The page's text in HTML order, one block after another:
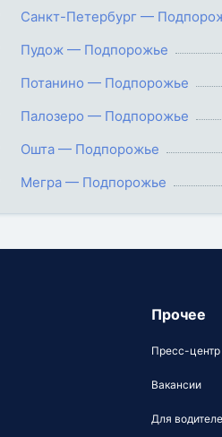
Санкт-Петербург —
Пудож — Подпорожье
Потанино — Подпорожье
Палозеро — Подпорожье
Ошта — Подпорожье
Мегра — Подпорожье
Прочее
Пресс-центр
Вакансии
Для